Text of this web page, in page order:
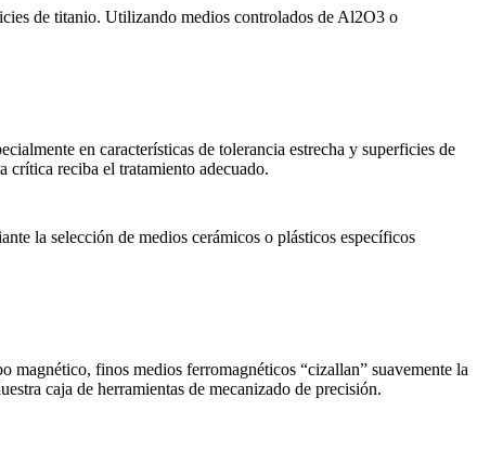
de titanio. Utilizando medios controlados de Al2O3 o
en características de tolerancia estrecha y superficies de
crítica reciba el tratamiento adecuado.
la selección de medios cerámicos o plásticos específicos
magnético, finos medios ferromagnéticos “cizallan” suavemente la
caja de herramientas de mecanizado de precisión.